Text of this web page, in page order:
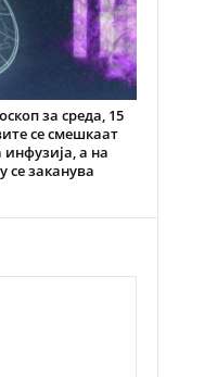
за среда, 15
се смешкаат
а на
се заканува